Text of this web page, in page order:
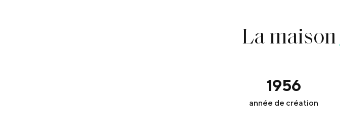
La maison
1956
année de création